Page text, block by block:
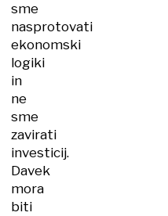
sme
nasprotovati
ekonomski
logiki
in
ne
sme
zavirati
investicij.
Davek
mora
biti